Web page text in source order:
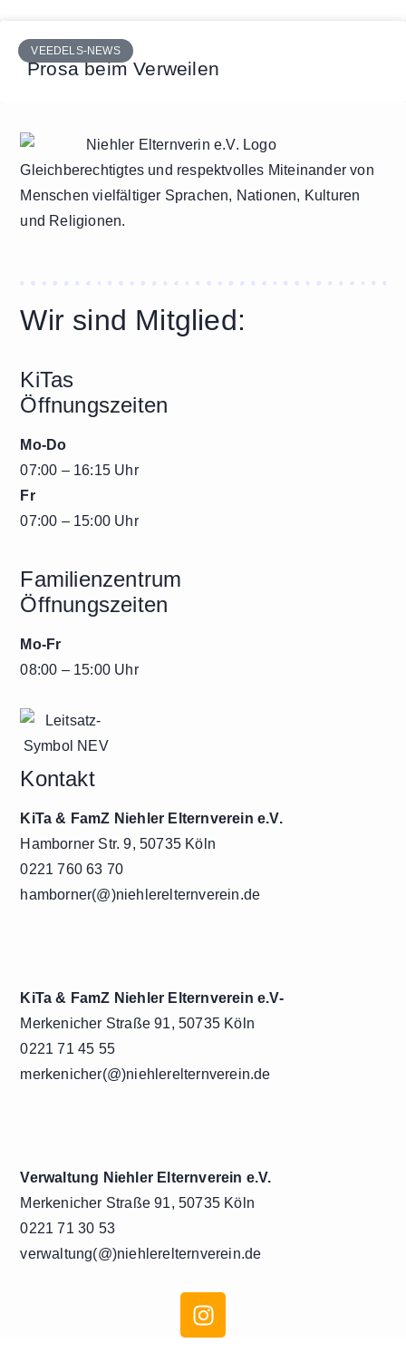
VEEDELS-NEWS
Prosa beim Verweilen
Gleichberechtigtes und respektvolles Miteinander von
Menschen vielfältiger Sprachen, Nationen, Kulturen
und Religionen.
Wir sind Mitglied:
KiTas
Öffnungszeiten
Mo-Do
07:00 – 16:15 Uhr
Fr
07:00 – 15:00 Uhr
Familienzentrum
Öffnungszeiten
Mo-Fr
08:00 – 15:00 Uhr
Kontakt
KiTa & FamZ Niehler Elternverein e.V.
Hamborner Str. 9, 50735 Köln
0221 760 63 70
hamborner(@)niehlerelternverein.de
KiTa & FamZ Niehler Elternverein e.V-
Merkenicher Straße 91, 50735 Köln
0221 71 45 55
merkenicher(@)niehlerelternverein.de
Verwaltung Niehler Elternverein e.V.
Merkenicher Straße 91, 50735 Köln
0221 71 30 53
verwaltung(@)niehlerelternverein.de